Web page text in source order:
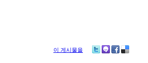
이 게시물을